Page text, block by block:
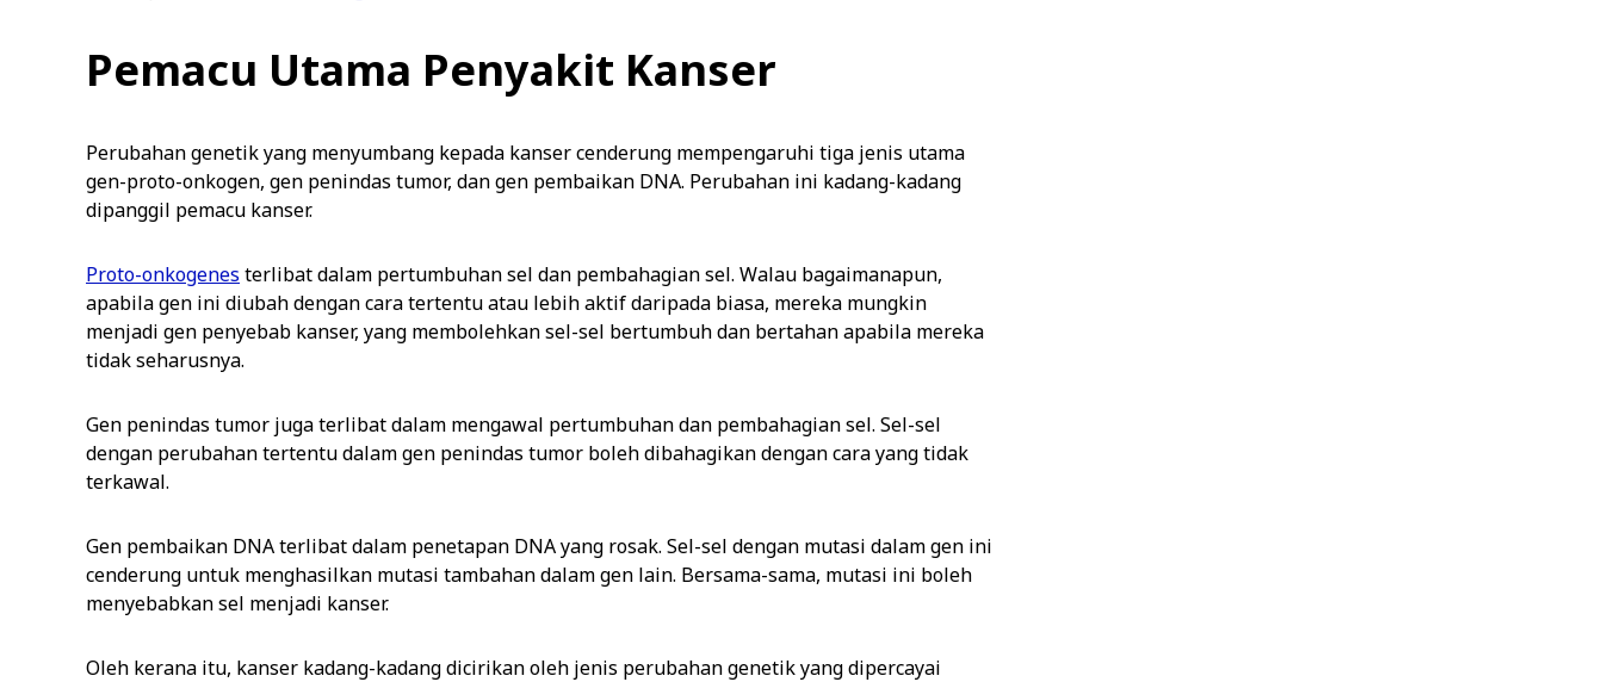
Pemacu Utama Penyakit Kanser
Perubahan genetik yang menyumbang kepada kanser cenderung mempengaruhi tiga jenis utama
gen-proto-onkogen, gen penindas tumor, dan gen pembaikan DNA. Perubahan ini kadang-kadang
dipanggil pemacu kanser.
Proto-onkogenes terlibat dalam pertumbuhan sel dan pembahagian sel. Walau bagaimanapun,
apabila gen ini diubah dengan cara tertentu atau lebih aktif daripada biasa, mereka mungkin
menjadi gen penyebab kanser, yang membolehkan sel-sel bertumbuh dan bertahan apabila mereka
tidak seharusnya.
Gen penindas tumor juga terlibat dalam mengawal pertumbuhan dan pembahagian sel. Sel-sel
dengan perubahan tertentu dalam gen penindas tumor boleh dibahagikan dengan cara yang tidak
terkawal.
Gen pembaikan DNA terlibat dalam penetapan DNA yang rosak. Sel-sel dengan mutasi dalam gen ini
cenderung untuk menghasilkan mutasi tambahan dalam gen lain. Bersama-sama, mutasi ini boleh
menyebabkan sel menjadi kanser.
Oleh kerana itu, kanser kadang-kadang dicirikan oleh jenis perubahan genetik yang dipercayai